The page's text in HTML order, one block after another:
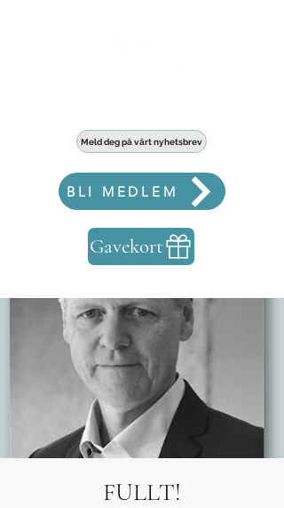
Meld deg på vårt nyhetsbrev
BLI MEDLEM
Gavekort
FULLT!